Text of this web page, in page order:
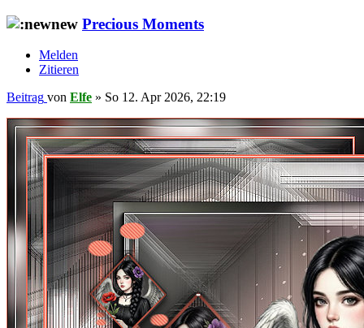
Precious Moments
Melden
Zitieren
Beitrag von Elfe » So 12. Apr 2026, 22:19